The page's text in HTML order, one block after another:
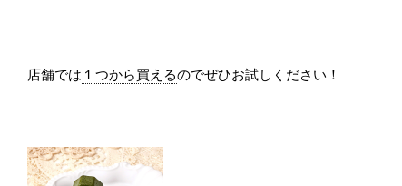
店舗では １つから買えるのでぜひお試しください！